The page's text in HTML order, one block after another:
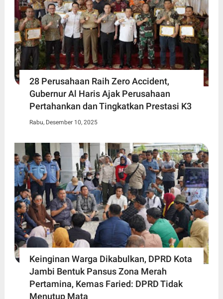
28 Perusahaan Raih Zero Accident,
Gubernur Al Haris Ajak Perusahaan
Pertahankan dan Tingkatkan Prestasi K3
Rabu, Desember 10, 2025
Keinginan Warga Dikabulkan, DPRD Kota
Jambi Bentuk Pansus Zona Merah
Pertamina, Kemas Faried: DPRD Tidak
Menutup Mata